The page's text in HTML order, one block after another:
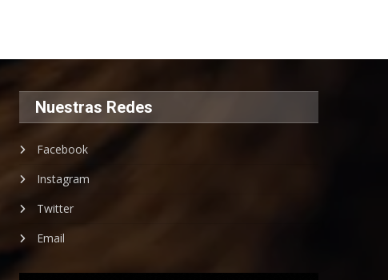
Nuestras Redes
Facebook
Instagram
Twitter
Email